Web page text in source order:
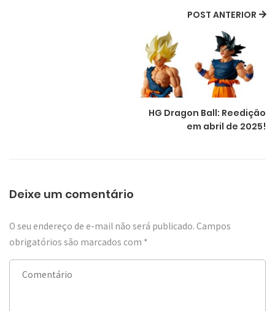
POST ANTERIOR
HG Dragon Ball: Reedição
em abril de 2025!
Deixe um comentário
O seu endereço de e-mail não será publicado. Campos
obrigatórios são marcados com *